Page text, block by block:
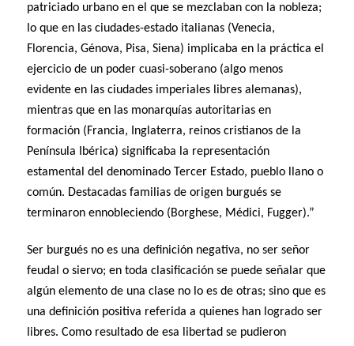
patriciado urbano en el que se mezclaban con la nobleza;
lo que en las ciudades-estado italianas (Venecia,
Florencia, Génova, Pisa, Siena) implicaba en la práctica el
ejercicio de un poder cuasi-soberano (algo menos
evidente en las ciudades imperiales libres alemanas),
mientras que en las monarquías autoritarias en
formación (Francia, Inglaterra, reinos cristianos de la
Península Ibérica) significaba la representación
estamental del denominado Tercer Estado, pueblo llano o
común. Destacadas familias de origen burgués se
terminaron ennobleciendo (Borghese, Médici, Fugger).”
Ser burgués no es una definición negativa, no ser señor
feudal o siervo; en toda clasificación se puede señalar que
algún elemento de una clase no lo es de otras; sino que es
una definición positiva referida a quienes han logrado ser
libres. Como resultado de esa libertad se pudieron